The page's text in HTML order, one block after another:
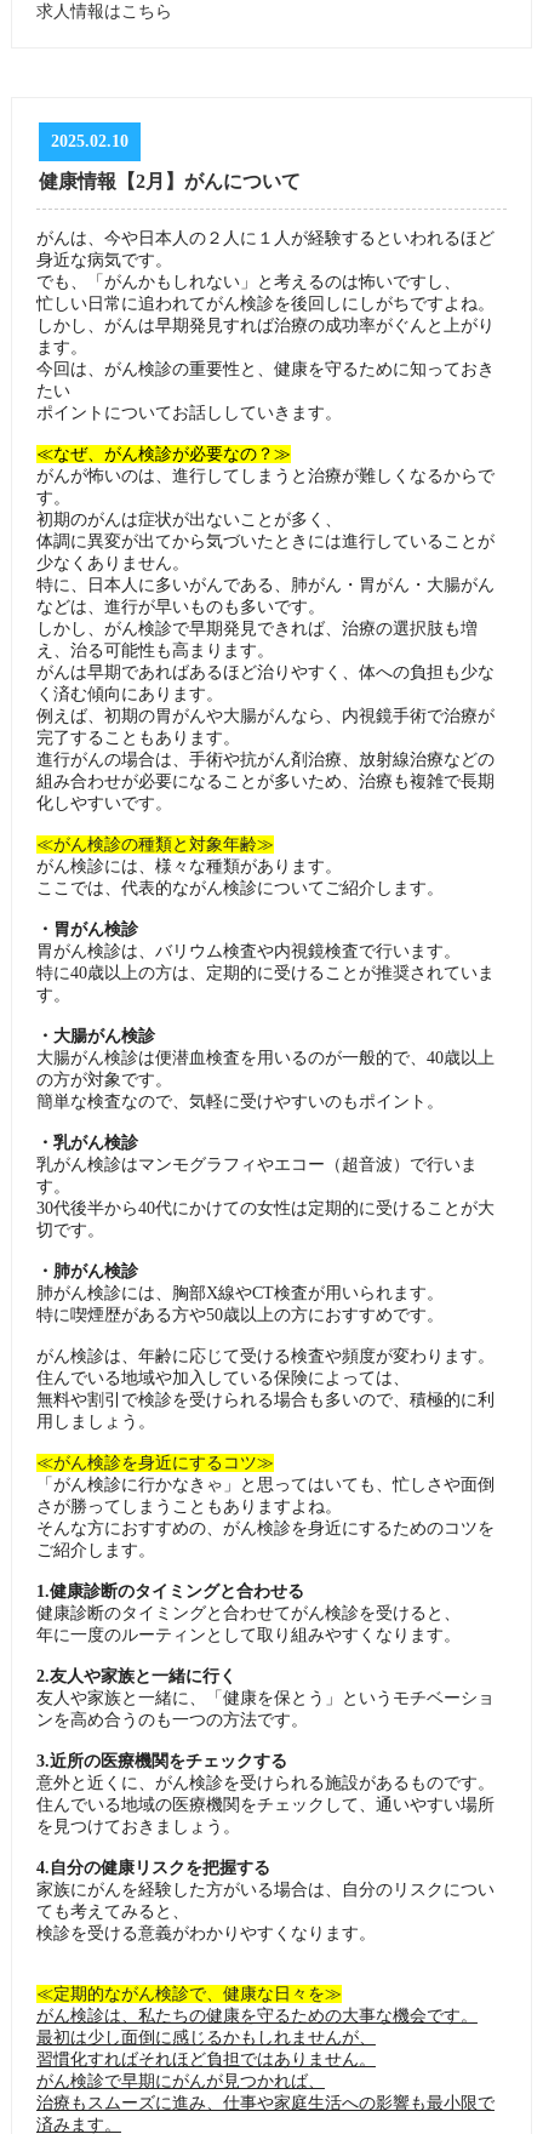
求人情報はこちら
2025.02.10
健康情報【2月】がんについて
がんは、今や日本人の２人に１人が経験するといわれるほど
身近な病気です。
でも、「がんかもしれない」と考えるのは怖いですし、
忙しい日常に追われてがん検診を後回しにしがちですよね。
しかし、がんは早期発見すれば治療の成功率がぐんと上がり
ます。
今回は、がん検診の重要性と、健康を守るために知っておき
たい
ポイントについてお話ししていきます。
≪なぜ、がん検診が必要なの？≫
がんが怖いのは、進行してしまうと治療が難しくなるからで
す。
初期のがんは症状が出ないことが多く、
体調に異変が出てから気づいたときには進行していることが
少なくありません。
特に、日本人に多いがんである、肺がん・胃がん・大腸がん
などは、進行が早いものも多いです。
しかし、がん検診で早期発見できれば、治療の選択肢も増
え、治る可能性も高まります。
がんは早期であればあるほど治りやすく、体への負担も少な
く済む傾向にあります。
例えば、初期の胃がんや大腸がんなら、内視鏡手術で治療が
完了することもあります。
進行がんの場合は、手術や抗がん剤治療、放射線治療などの
組み合わせが必要になることが多いため、治療も複雑で長期
化しやすいです。
≪がん検診の種類と対象年齢≫
がん検診には、様々な種類があります。
ここでは、代表的ながん検診についてご紹介します。
・胃がん検診
胃がん検診は、バリウム検査や内視鏡検査で行います。
特に40歳以上の方は、定期的に受けることが推奨されていま
す。
・大腸がん検診
大腸がん検診は便潜血検査を用いるのが一般的で、40歳以上
の方が対象です。
簡単な検査なので、気軽に受けやすいのもポイント。
・乳がん検診
乳がん検診はマンモグラフィやエコー（超音波）で行いま
す。
30代後半から40代にかけての女性は定期的に受けることが大
切です。
・肺がん検診
肺がん検診には、胸部X線やCT検査が用いられます。
特に喫煙歴がある方や50歳以上の方におすすめです。
がん検診は、年齢に応じて受ける検査や頻度が変わります。
住んでいる地域や加入している保険によっては、
無料や割引で検診を受けられる場合も多いので、積極的に利
用しましょう。
≪がん検診を身近にするコツ≫
「がん検診に行かなきゃ」と思ってはいても、忙しさや面倒
さが勝ってしまうこともありますよね。
そんな方におすすめの、がん検診を身近にするためのコツを
ご紹介します。
1.健康診断のタイミングと合わせる
健康診断のタイミングと合わせてがん検診を受けると、
年に一度のルーティンとして取り組みやすくなります。
2.友人や家族と一緒に行く
友人や家族と一緒に、「健康を保とう」というモチベーショ
ンを高め合うのも一つの方法です。
3.近所の医療機関をチェックする
意外と近くに、がん検診を受けられる施設があるものです。
住んでいる地域の医療機関をチェックして、通いやすい場所
を見つけておきましょう。
4.自分の健康リスクを把握する
家族にがんを経験した方がいる場合は、自分のリスクについ
ても考えてみると、
検診を受ける意義がわかりやすくなります。
≪定期的ながん検診で、健康な日々を≫
がん検診は、私たちの健康を守るための大事な機会です。
最初は少し面倒に感じるかもしれませんが、
習慣化すればそれほど負担ではありません。
がん検診で早期にがんが見つかれば、
治療もスムーズに進み、仕事や家庭生活への影響も最小限で
済みます。